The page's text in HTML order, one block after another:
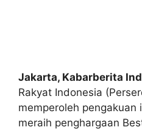
Jakarta, Kabarberita
Rakyat Indonesia
memperoleh pengakuan
meraih penghargaan